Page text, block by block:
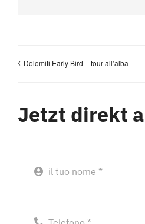
Dolomiti Early Bird – tour all’alba
Jetzt direkt